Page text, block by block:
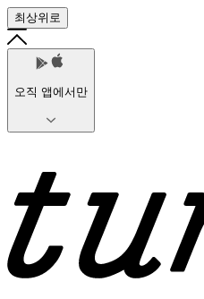
최상위로
오직 앱에서만